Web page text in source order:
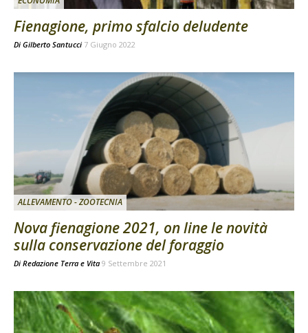
Fienagione, primo sfalcio deludente
Di Gilberto Santucci 7 Giugno 2022
ALLEVAMENTO - ZOOTECNIA
Nova fienagione 2021, on line le novità
sulla conservazione del foraggio
Di Redazione Terra e Vita 9 Settembre 2021